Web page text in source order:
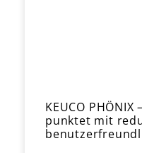
KEUCO
punktet mit